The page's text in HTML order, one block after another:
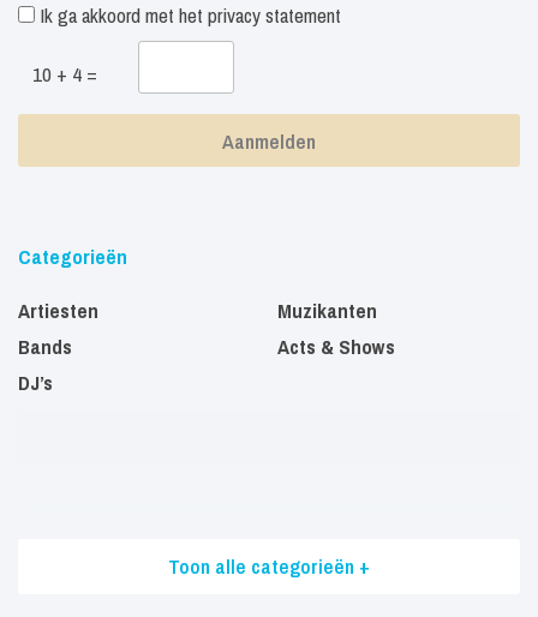
Ik ga akkoord met het privacy statement
10 + 4 =
Categorieën
Artiesten
Bands
DJ’s
Muzikanten
Acts & Shows
Toon alle categorieën +